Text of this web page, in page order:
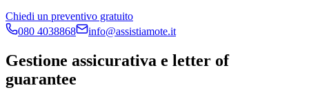
Chiedi un preventivo gratuito
080 4038868
info@assistiamote.it
Gestione assicurativa e letter of
guarantee